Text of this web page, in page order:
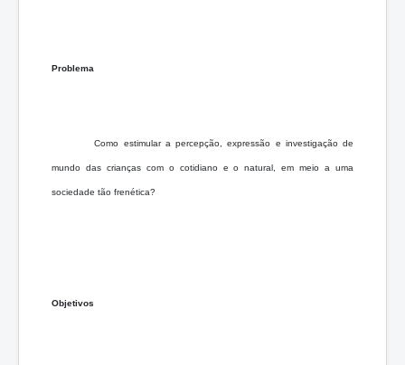
Problema
Como estimular a percepção, expressão e investigação de
mundo das crianças com o cotidiano e o natural, em meio a uma
sociedade tão frenética?
Objetivos